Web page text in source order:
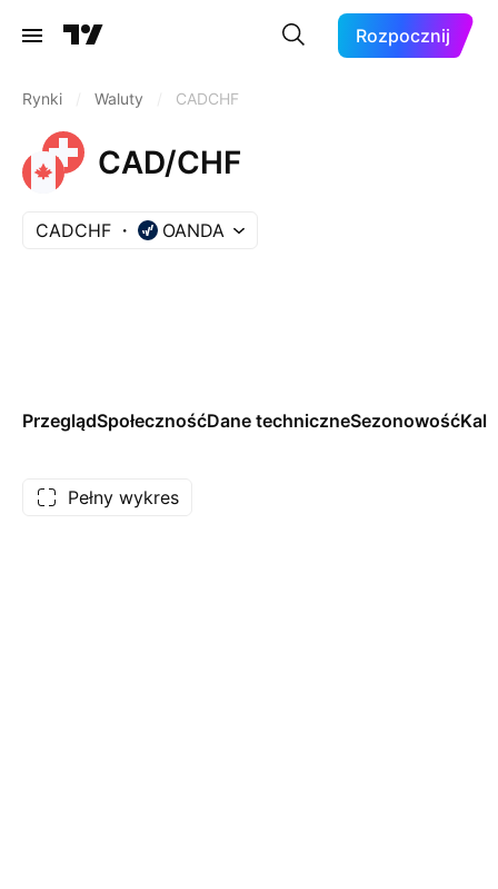
Rozpocznij
Rynki Waluty CADCHF
CAD/CHF
CADCHF OANDA
PrzeglądSpołecznośćDane techniczneSezonowość
Pełny wykres